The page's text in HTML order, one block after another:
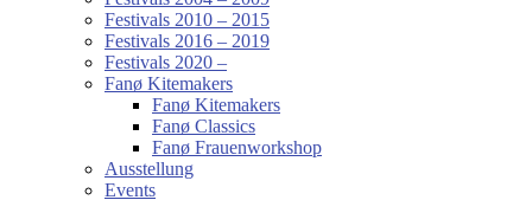
Festivals 2010 – 2015
Festivals 2016 – 2019
Festivals 2020 –
Fanø Kitemakers
Fanø Kitemakers
Fanø Classics
Fanø Frauenworkshop
Ausstellung
Events